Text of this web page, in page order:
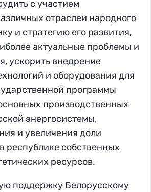
с участием
отраслей народного
и стратегию его развития,
актуальные проблемы и
ускорить внедрение
и оборудования для
программы
производственных
энергосистемы,
и увеличения доли
республике собственных
ресурсов.
поддержку Белорусскому